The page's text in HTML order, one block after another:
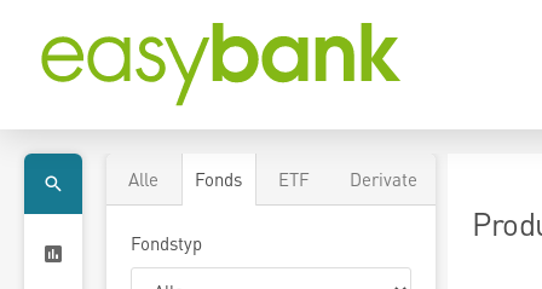
Alle Fonds ETF Derivate
Fondstyp